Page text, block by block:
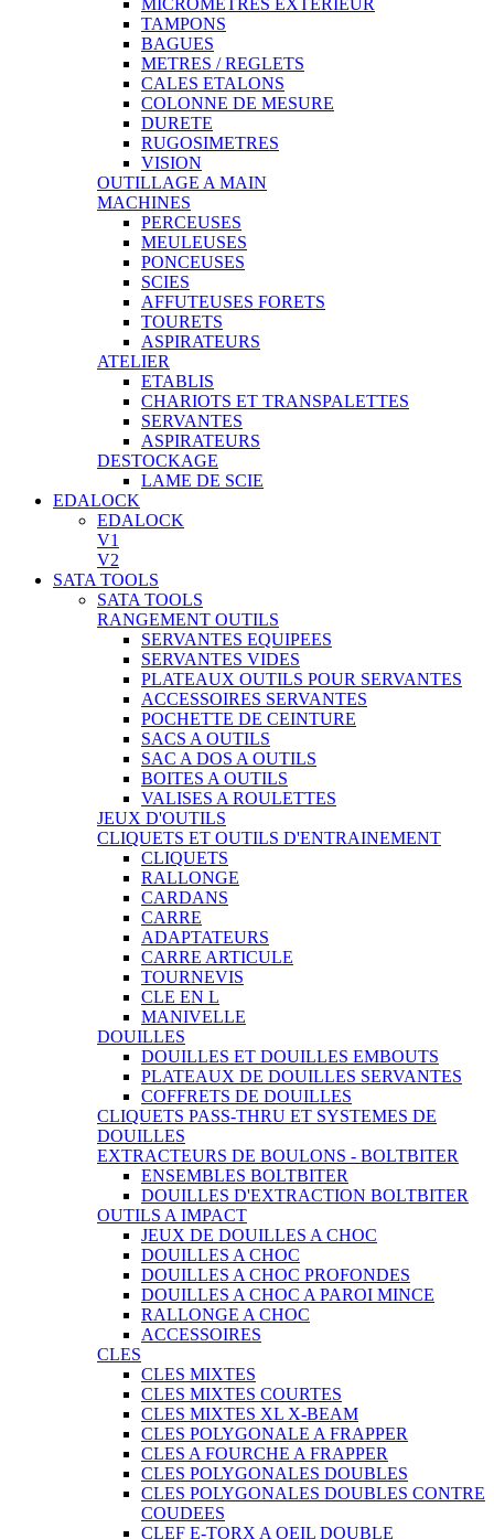
MICROMETRES EXTERIEUR
TAMPONS
BAGUES
METRES / REGLETS
CALES ETALONS
COLONNE DE MESURE
DURETE
RUGOSIMETRES
VISION
OUTILLAGE A MAIN
MACHINES
PERCEUSES
MEULEUSES
PONCEUSES
SCIES
AFFUTEUSES FORETS
TOURETS
ASPIRATEURS
ATELIER
ETABLIS
CHARIOTS ET TRANSPALETTES
SERVANTES
ASPIRATEURS
DESTOCKAGE
LAME DE SCIE
EDALOCK
EDALOCK
V1
V2
SATA TOOLS
SATA TOOLS
RANGEMENT OUTILS
SERVANTES EQUIPEES
SERVANTES VIDES
PLATEAUX OUTILS POUR SERVANTES
ACCESSOIRES SERVANTES
POCHETTE DE CEINTURE
SACS A OUTILS
SAC A DOS A OUTILS
BOITES A OUTILS
VALISES A ROULETTES
JEUX D'OUTILS
CLIQUETS ET OUTILS D'ENTRAINEMENT
CLIQUETS
RALLONGE
CARDANS
CARRE
ADAPTATEURS
CARRE ARTICULE
TOURNEVIS
CLE EN L
MANIVELLE
DOUILLES
DOUILLES ET DOUILLES EMBOUTS
PLATEAUX DE DOUILLES SERVANTES
COFFRETS DE DOUILLES
CLIQUETS PASS-THRU ET SYSTEMES DE
DOUILLES
EXTRACTEURS DE BOULONS - BOLTBITER
ENSEMBLES BOLTBITER
DOUILLES D'EXTRACTION BOLTBITER
OUTILS A IMPACT
JEUX DE DOUILLES A CHOC
DOUILLES A CHOC
DOUILLES A CHOC PROFONDES
DOUILLES A CHOC A PAROI MINCE
RALLONGE A CHOC
ACCESSOIRES
CLES
CLES MIXTES
CLES MIXTES COURTES
CLES MIXTES XL X-BEAM
CLES POLYGONALE A FRAPPER
CLES A FOURCHE A FRAPPER
CLES POLYGONALES DOUBLES
CLES POLYGONALES DOUBLES CONTRE
COUDEES
CLEF E-TORX A OEIL DOUBLE